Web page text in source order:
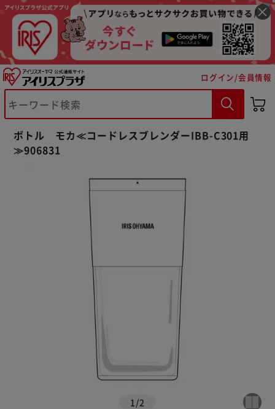
ログイン/会員情報
ボトル モカ≪コードレスブレンダーIBB-C301用
≫906831
1 /2
※ご確認ください
カートに入れる 購入手続きへ